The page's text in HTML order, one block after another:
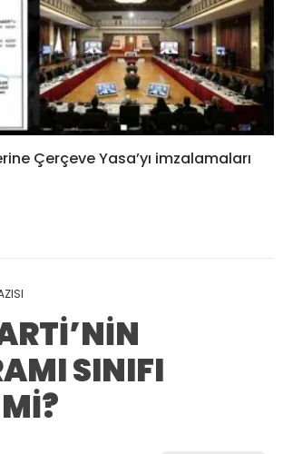
Çerçeve Yasa’yı imzalamaları
SINIFI